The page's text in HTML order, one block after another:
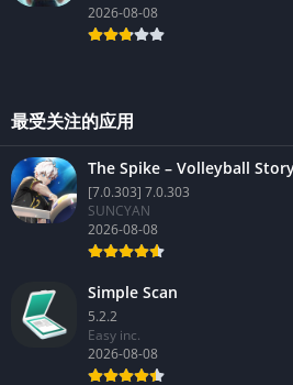
1.26.200
Triathlon HK
最受关注的应用
The Spike – Volleyball Story
[7.0.303] 7.0.303
SUNCYAN
Simple Scan
5.2.2
Easy inc.